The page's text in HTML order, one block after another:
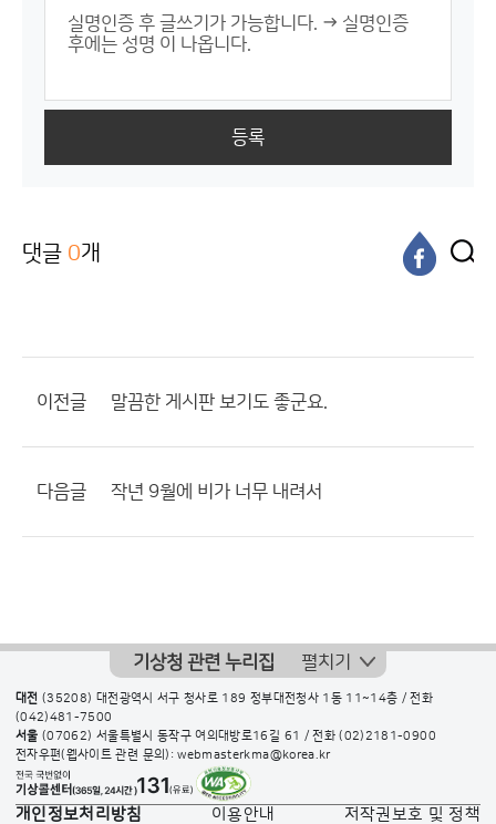
등록
댓글 0개
이전글 말끔한 게시판 보기도 좋군요.
다음글 작년 9월에 비가 너무 내려서
기상청 관련 누리집 펼치기
대전 (35208) 대전광역시 서구 청사로 189 정부대전청사 1동 11~14층 / 전화
(042)481-7500
서울 (07062) 서울특별시 동작구 여의대방로16길 61 / 전화(02)2181-0900
전자우편(웹사이트 관련 문의): webmasterkma@korea.kr
개인정보처리방침 이용안내 저작권보호 및 정책